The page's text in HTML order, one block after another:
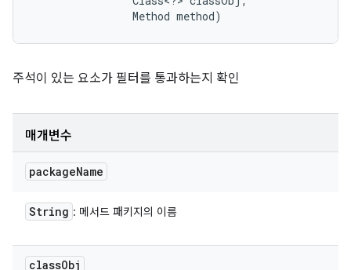
                Method method)
주석이 있는 요소가 필터를 통과하는지 확인
매개변수
packageName
String : 메서드 패키지의 이름
classObj